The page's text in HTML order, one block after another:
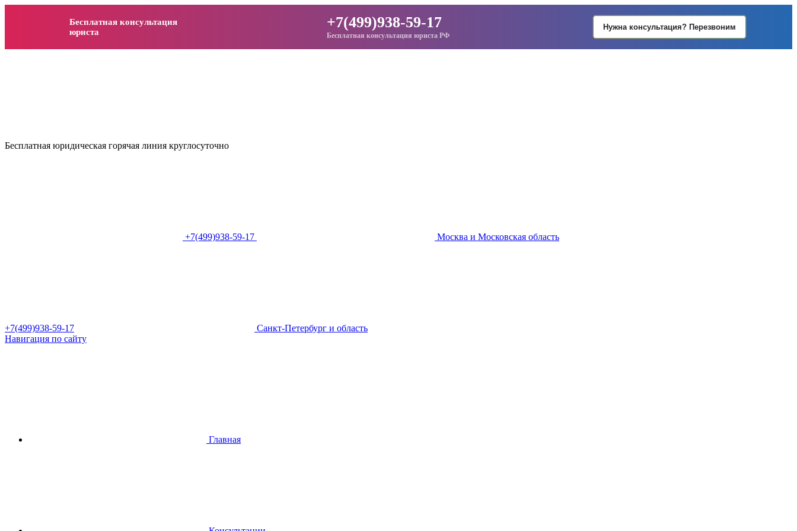
Бесплатная консультация
юриста
+7(499)938-59-17
Бесплатная консультация юриста РФ
Нужна консультация? Перезвоним
Бесплатная юридическая горячая линия круглосуточно
+7(499)938-59-17 Москва и Московская область
+7(499)938-59-17
Санкт-Петербург и область
Навигация по сайту
Главная